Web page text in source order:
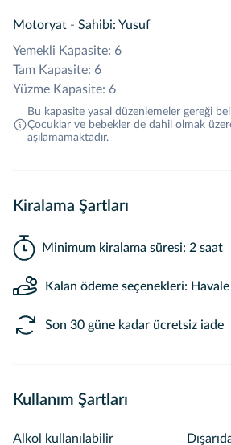
Motoryat - Sahibi: Yusuf
Yemekli Kapasite: 6
Tam Kapasite: 6
Yüzme Kapasite: 6
Bu kapasite yasal düzenlemeler gereği
Çocuklar ve bebekler de dahil olmak
aşılamamaktadır.
Kiralama Şartları
Minimum kiralama süresi: 2 saat
Kalan ödeme seçenekleri: Havale
Son 30 güne kadar ücretsiz iade
Kullanım Şartları
Alkol kullanılabilir